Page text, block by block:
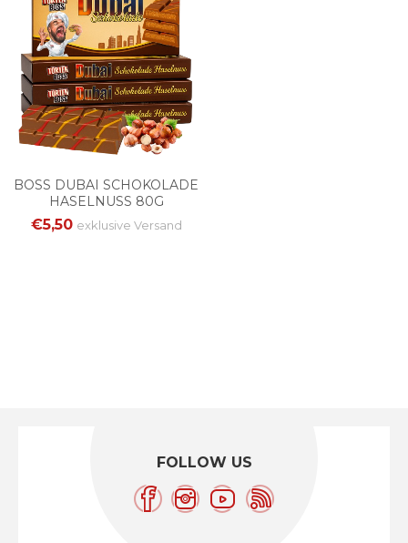
BOSS DUBAI SCHOKOLADE
HASELNUSS 80G
€5,50 exklusive Versand
FOLLOW US